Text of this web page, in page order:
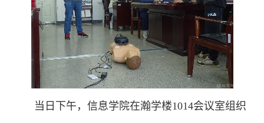
当日下午，信息学院在瀚学楼1014会议室组织